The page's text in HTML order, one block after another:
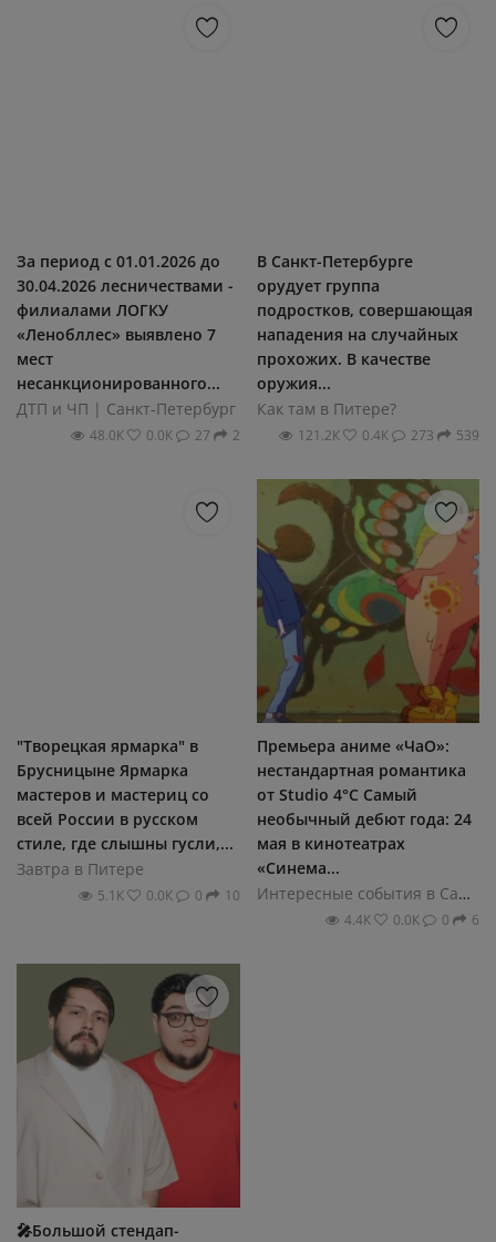
За период с 01.01.2026 до
30.04.2026 лесничествами -
филиалами ЛОГКУ
«Ленобллес» выявлено 7
мест
несанкционированного...
ДТП и ЧП | Санкт-Петербург
48.0К 0.0К 27 2
В Санкт-Петербурге
орудует группа
подростков, совершающая
нападения на случайных
прохожих. В качестве
оружия...
Как там в Питере?
121.2К 0.4К 273 539
"Творецкая ярмарка" в
Брусницыне Ярмарка
мастеров и мастериц со
всей России в русском
стиле, где слышны гусли,...
Завтра в Питере
5.1К 0.0К 0 10
Премьера аниме «ЧаО»:
нестандартная романтика
от Studio 4°C Самый
необычный дебют года: 24
мая в кинотеатрах
«Синема...
Интересные события в Санкт-Петербурге
4.4К 0.0К 0 6
🎤Большой стендап-